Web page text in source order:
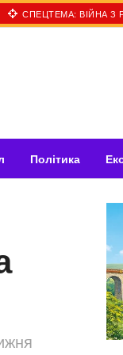
СПЕЦТЕМА: ВІЙНА З
Політика